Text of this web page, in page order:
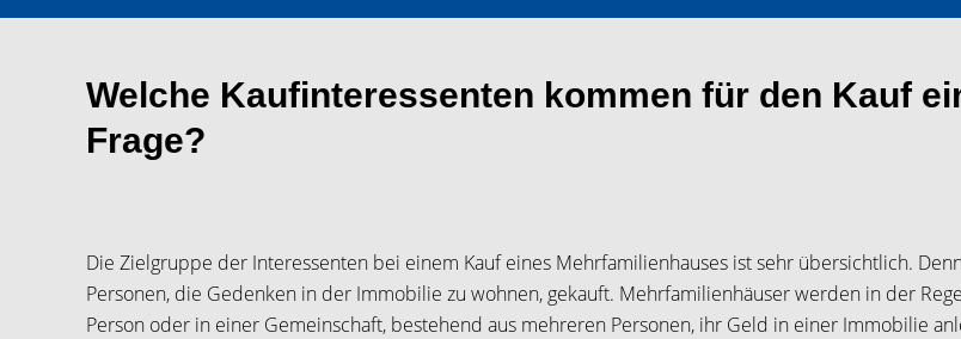
Welche Kaufinteressenten kommen für den Kauf
Frage?
Die Zielgruppe der Interessenten bei einem Kauf eines Mehrfamilienhauses ist sehr übersichtlich.
Personen, die Gedenken in der Immobilie zu wohnen, gekauft. Mehrfamilienhäuser werden in der
Person oder in einer Gemeinschaft, bestehend aus mehreren Personen, ihr Geld in einer Immobilie